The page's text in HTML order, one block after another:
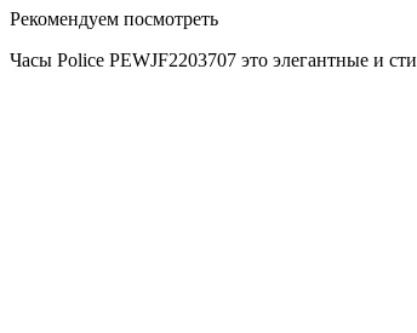
Рекомендуем посмотреть
Часы Police PEWJF2203707 это элегантные и